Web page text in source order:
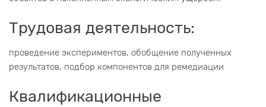
Трудовая деятельность:
проведение экспериментов, обобщение полученных
результатов, подбор компонентов для ремедиации
Квалификационные